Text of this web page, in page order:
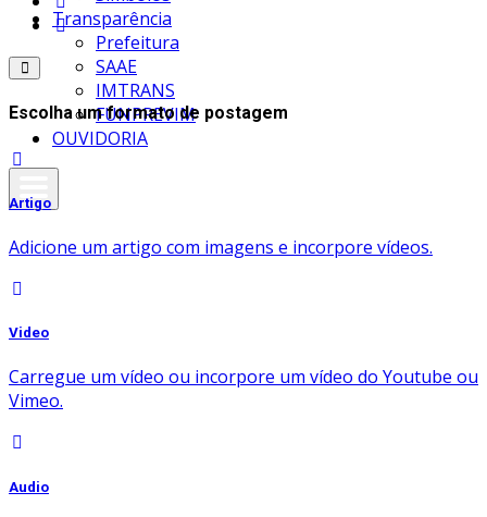
Transparência
Prefeitura
SAAE
IMTRANS
FUNPREVIM
OUVIDORIA
Escolha um formato de postagem
Artigo
Adicione um artigo com imagens e incorpore vídeos.
Video
Carregue um vídeo ou incorpore um vídeo do Youtube ou
Vimeo.
Audio